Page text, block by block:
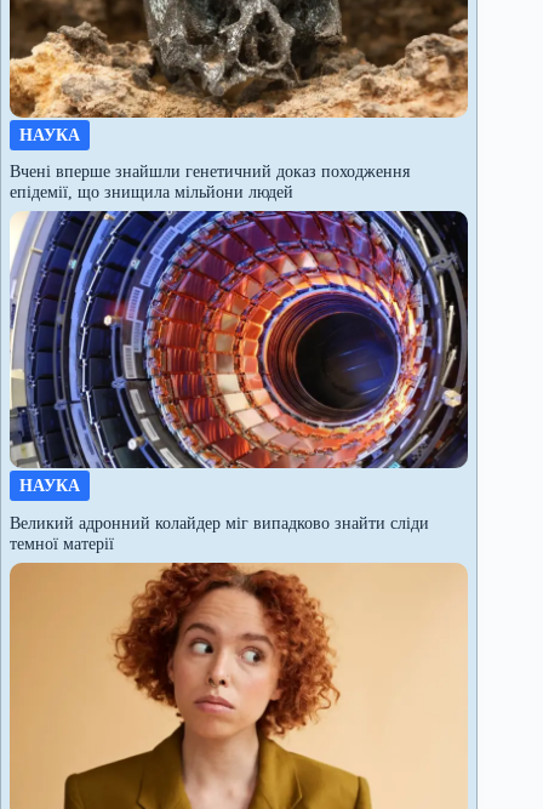
НАУКА
Вчені вперше знайшли генетичний доказ походження
епідемії, що знищила мільйони людей
НАУКА
Великий адронний колайдер міг випадково знайти сліди
темної матерії